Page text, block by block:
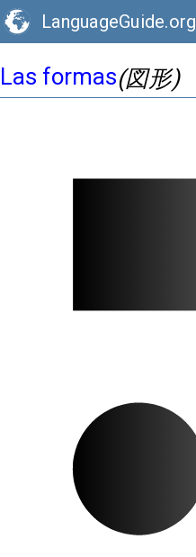
LanguageGuide.org
Las formas(図形)